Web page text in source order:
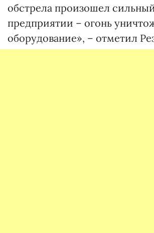
обстрела произошел
предприятии – огонь
оборудование», – отметил